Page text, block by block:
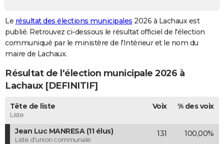
GUIDES D'ACHAT
BONS PLANS
CARTE DE VOEUX
Carte de Noël
Carte Bonne année
Carte Saint-Valentin
Carte Pâques
Carte d'anniversaire
DICTIONNAIRE
Dictionnaire
Biographies
Citations
Expressions
Proverbes
PROGRAMME TV
COPAINS D'AVANT
Le résultat des élections municipales 2026 à Lachaux est
publié. Retrouvez ci-dessous le résultat officiel de l'élection
communiqué par le ministère de l'Intérieur et le nom du
maire de Lachaux.
Résultat de l'élection municipale 2026 à
Lachaux [DEFINITIF]
Tête de liste
Liste
Voix % des voix
Jean Luc MANRESA (11 élus)
Liste d'union communale
131 100,00%